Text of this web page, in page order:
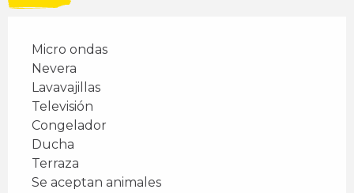
Micro ondas
Nevera
Lavavajillas
Televisión
Congelador
Ducha
Terraza
Se aceptan animales